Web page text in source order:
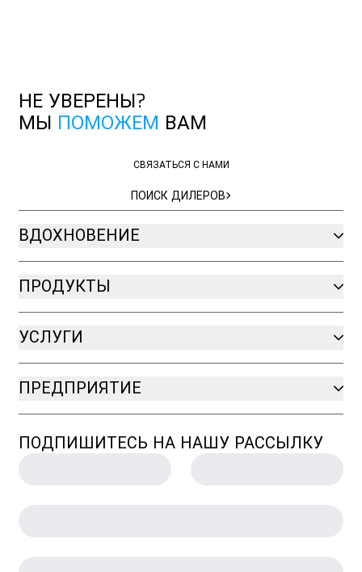
НЕ УВЕРЕНЫ?
МЫ
ПОМОЖЕМ ВАМ
СВЯЗАТЬСЯ С НАМИ
ПОИСК ДИЛЕРОВ
ВДОХНОВЕНИЕ
ПРОДУКТЫ
УСЛУГИ
ПРЕДПРИЯТИЕ
ПОДПИШИТЕСЬ НА НАШУ РАССЫЛКУ